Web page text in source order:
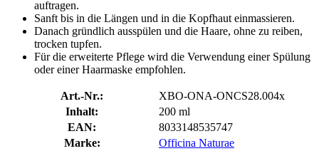
auftragen.
Sanft bis in die Längen und in die Kopfhaut einmassieren.
Danach gründlich ausspülen und die Haare, ohne zu reiben,
trocken tupfen.
Für die erweiterte Pflege wird die Verwendung einer Spülung
oder einer Haarmaske empfohlen.
Art.-Nr.:
XBO-ONA-ONCS28.004x
Inhalt:
200 ml
EAN:
8033148535747
Marke:
Officina Naturae